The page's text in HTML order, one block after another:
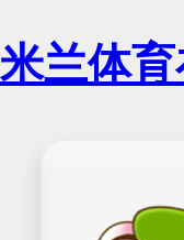
米兰体